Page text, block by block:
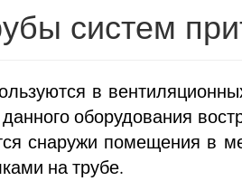
систем
в
оборудования
снаружи помещения в
на трубе.